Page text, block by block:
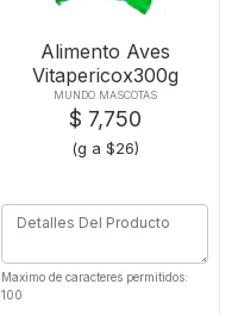
Alimento Aves
Vitapericox300g
MUNDO MASCOTAS
$ 7,750
(g a $26)
Maximo de caracteres permitidos:
100